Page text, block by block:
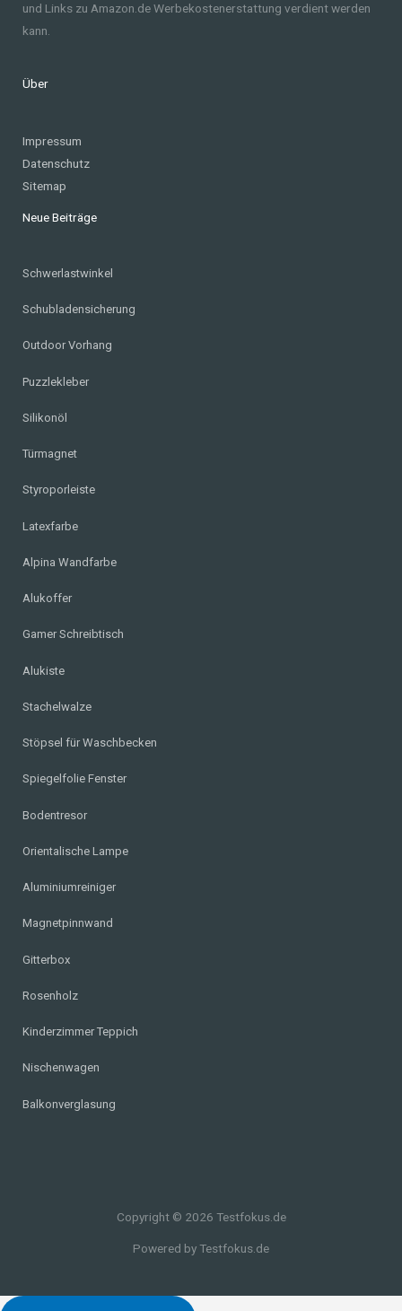
und Links zu Amazon.de Werbekostenerstattung verdient werden
kann.
Über
Impressum
Datenschutz
Sitemap
Neue Beiträge
Schwerlastwinkel
Schubladensicherung
Outdoor Vorhang
Puzzlekleber
Silikonöl
Türmagnet
Styroporleiste
Latexfarbe
Alpina Wandfarbe
Alukoffer
Gamer Schreibtisch
Alukiste
Stachelwalze
Stöpsel für Waschbecken
Spiegelfolie Fenster
Bodentresor
Orientalische Lampe
Aluminiumreiniger
Magnetpinnwand
Gitterbox
Rosenholz
Kinderzimmer Teppich
Nischenwagen
Balkonverglasung
Copyright © 2026 Testfokus.de
Powered by Testfokus.de